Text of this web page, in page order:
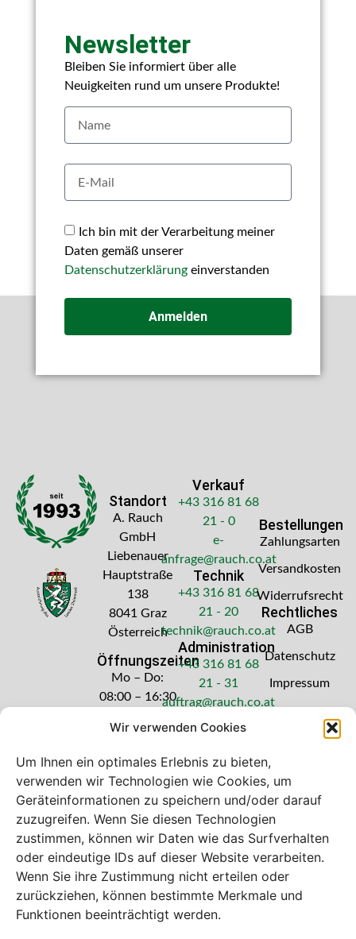
Wir verwenden Cookies
Um Ihnen ein optimales Erlebnis zu bieten,
verwenden wir Technologien wie Cookies, um
Geräteinformationen zu speichern und/oder darauf
zuzugreifen. Wenn Sie diesen Technologien
zustimmen, können wir Daten wie das Surfverhalten
oder eindeutige IDs auf dieser Website verarbeiten.
Wenn Sie ihre Zustimmung nicht erteilen oder
zurückziehen, können bestimmte Merkmale und
Funktionen beeinträchtigt werden.
Newsletter
Bleiben Sie informiert über alle
Neuigkeiten rund um unsere Produkte!
Ich bin mit der Verarbeitung meiner
Daten gemäß unserer
Datenschutzerklärungeinverstanden
Anmelden
Standort
A. Rauch
GmbH
Liebenauer
Hauptstraße
138
8041 Graz
Österreich
Öffnungszeiten
Mo – Do:
08:00 – 16:30
Freitag: 08:00
Verkauf
+43 316 81 68
21 - 0
e-
anfrage@rauch.co.at
Technik
+43 316 81 68
21 - 20
technik@rauch.co.at
Administration
+43 316 81 68
21 - 31
auftrag@rauch.co.at
Bestellungen
Zahlungsarten
Versandkosten
Widerrufsrecht
Rechtliches
AGB
Datenschutz
Impressum
Bei diesem Webshop handelt es sich um
einen B2B-Webshop
A. Rauch GmbH – Ihr Experte aus Österreich für Waagen,
Eich- & Kalibrierservice, Sprühnebel-Zerstäubungstechnik
und Lebensmittelmaschinen.